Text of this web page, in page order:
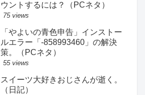
ウントするには？（PCネタ）
75 views
「やよいの青色申告」インストー
ルエラー「-858993460」の解決
策。（PCネタ）
55 views
スイーツ大好きおじさんが逝く。
（日記）